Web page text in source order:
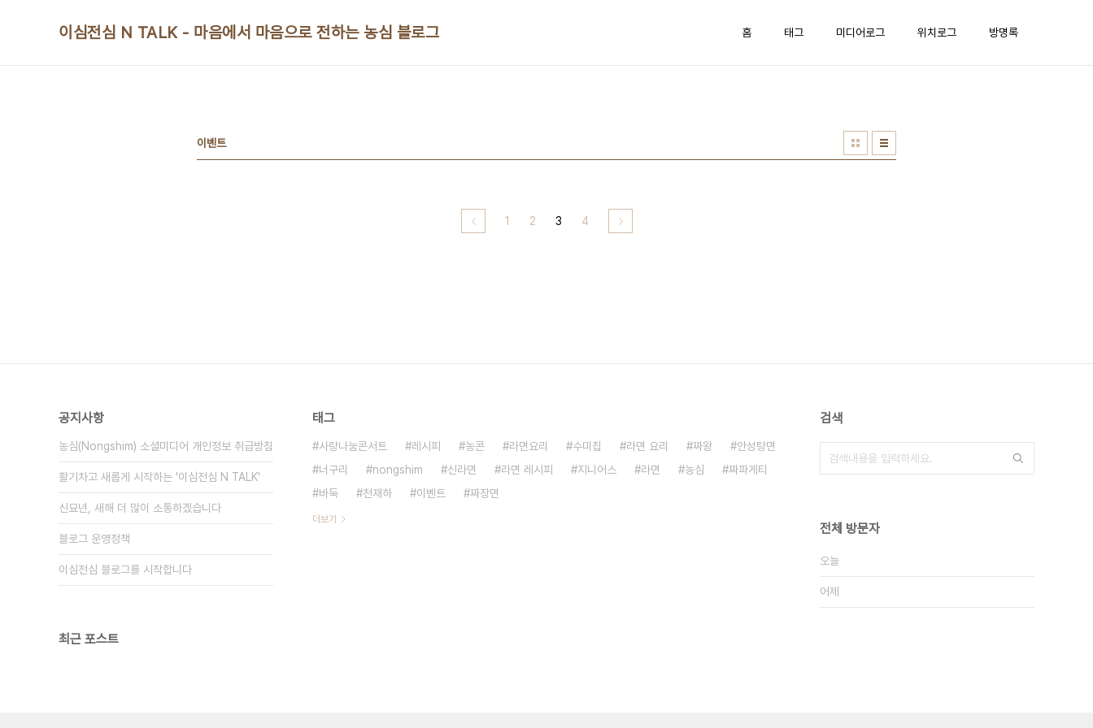
이심전심 N TALK - 마음에서 마음으로 전하는 농심 블로그 홈 태그 미디어로그 위치로그 방명록
이벤트
1 2 3 4
공지사항
농심(Nongshim) 소셜미디어 개인정보 취급방침
활기차고 새롭게 시작하는 '이심전심 N TALK'
신묘년, 새해 더 많이 소통하겠습니다
블로그 운영정책
이심전심 블로그를 시작합니다
최근 포스트
태그
사랑나눔콘서트 레시피 농콘 라면요리 수미칩 라면 요리 짜왕
안성탕면
너구리
nongshim 신라면 라면 레시피 지니어스 라면 농심
짜파게티
바둑
천재하 이벤트 짜장면
더보기
검색
전체 방문자
오늘
어제